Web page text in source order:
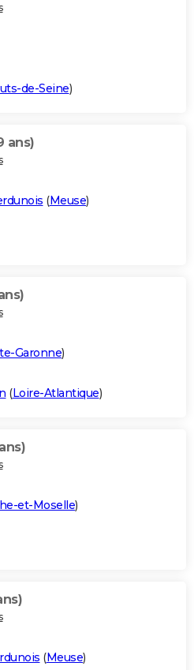
de-Seine)
ans)
(Meuse)
Garonne)
(Loire-Atlantique)
et-Moselle)
(Meuse)